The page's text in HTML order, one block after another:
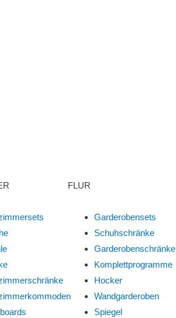
FLUR
Garderobensets
Schuhschränke
Garderobenschränke
Komplettprogramme
Hocker
Wandgarderoben
Spiegel